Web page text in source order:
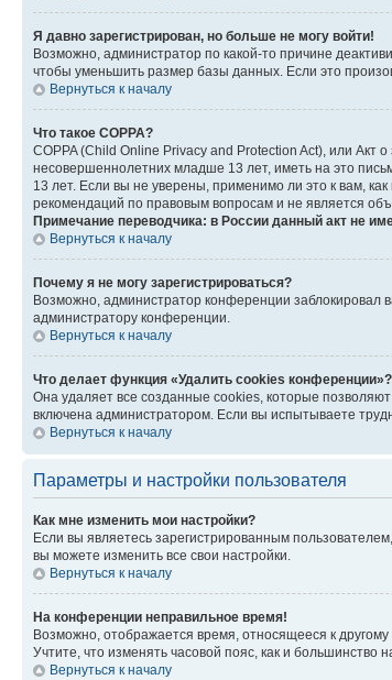
Я давно зарегистрирован, но больше не могу войти!
Возможно, администратор по какой-то причине
чтобы уменьшить размер базы данных. Если это
Вернуться к началу
Что такое COPPA?
COPPA (Child Online Privacy and Protection Act), или
несовершеннолетних младше 13 лет, иметь на это
13 лет. Если вы не уверены, применимо ли это к вам,
рекомендаций по правовым вопросам и не является
Примечание переводчика: в России данный акт не
Вернуться к началу
Почему я не могу зарегистрироваться?
Возможно, администратор конференции заблокировал
администратору конференции.
Вернуться к началу
Что делает функция «Удалить cookies конференции»?
Она удаляет все созданные cookies, которые
включена администратором. Если вы испытываете
Вернуться к началу
Параметры и настройки пользователя
Как мне изменить мои настройки?
Если вы являетесь зарегистрированным
вы можете изменить все свои настройки.
Вернуться к началу
На конференции неправильное время!
Возможно, отображается время, относящееся к
Учтите, что изменять часовой пояс, как и большинство
Вернуться к началу